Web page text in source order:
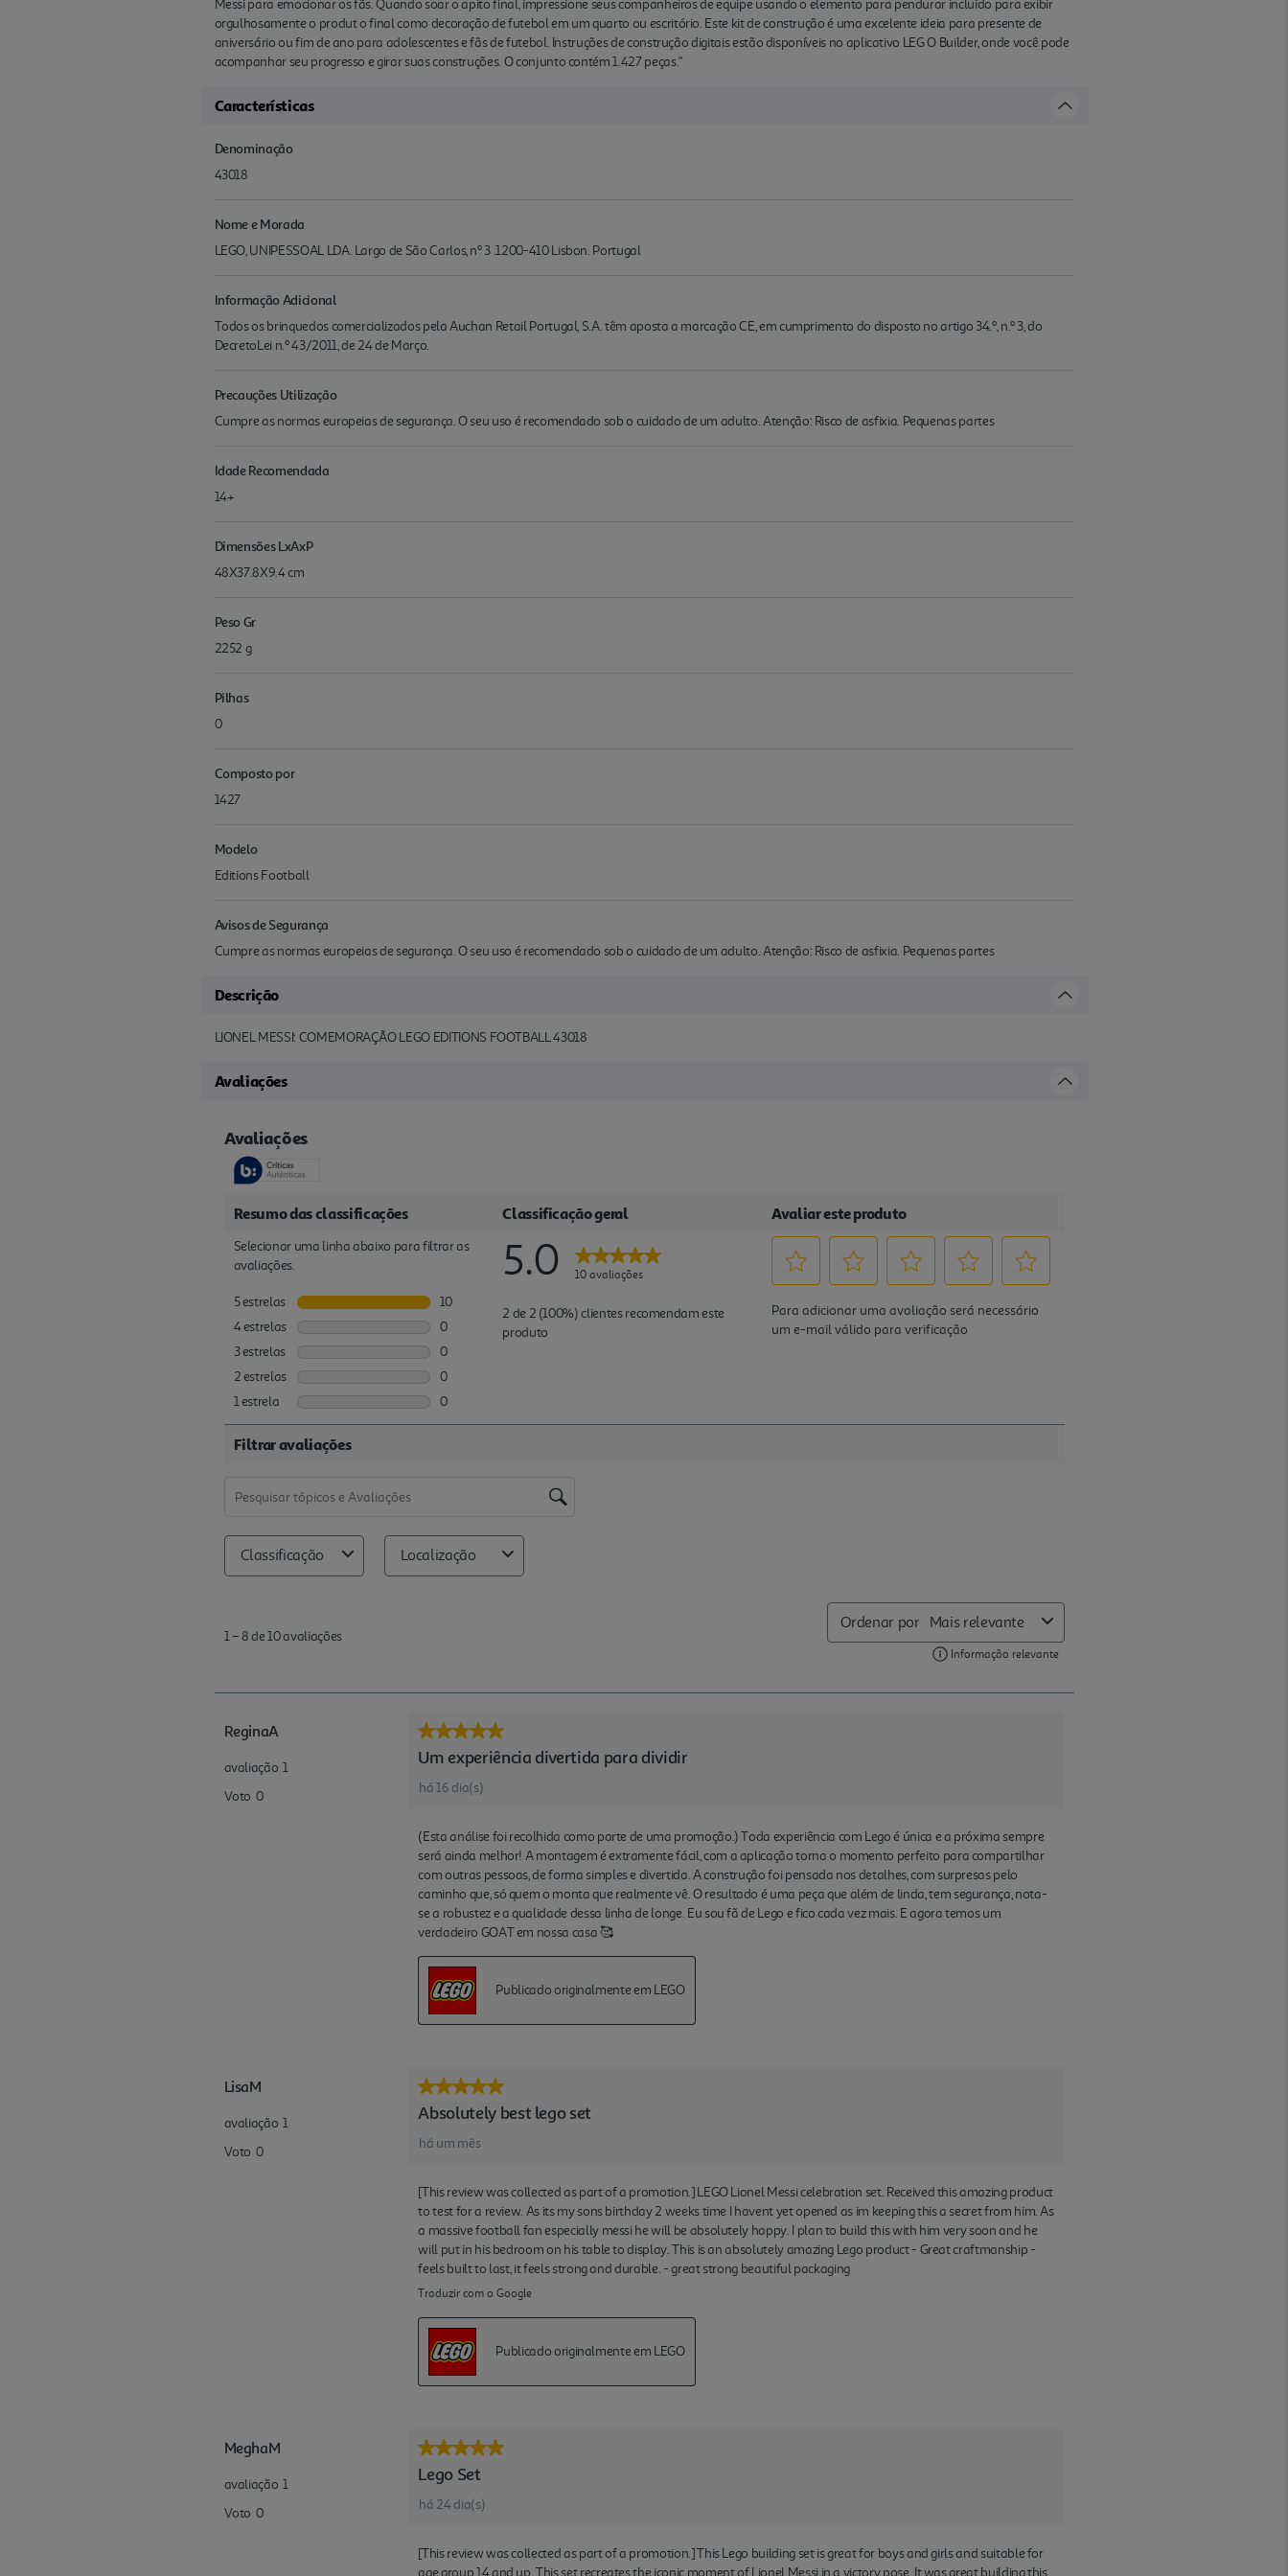
Messi para emocionar os fãs. Quando soar o apito final, impressione seus companheiros de equipe usando o elemento para pendurar incluído para exibir
orgulhosamente o produt o final como decoração de futebol em um quarto ou escritório. Este kit de construção é uma excelente ideia para presente de
aniversário ou fim de ano para adolescentes e fãs de futebol. Instruções de construção digitais estão disponíveis no aplicativo LEG O Builder, onde você pode
acompanhar seu progresso e girar suas construções. O conjunto contém 1.427 peças."
Características
Denominação
43018
Nome e Morada
LEGO, UNIPESSOAL LDA. Largo de São Carlos, nº 3 .1200-410 Lisbon. Portugal
Informação Adicional
Todos os brinquedos comercializados pela Auchan Retail Portugal, S.A. têm aposta a marcação CE, em cumprimento do disposto no artigo 34.º, n.º 3, do
DecretoLei n.º 43/2011, de 24 de Março.
Precauções Utilização
Cumpre as normas europeias de segurança. O seu uso é recomendado sob o cuidado de um adulto. Atenção: Risco de asfixia. Pequenas partes
Idade Recomendada
14+
Dimensões LxAxP
48X37.8X9.4 cm
Peso Gr
2252 g
Pilhas
0
Composto por
1427
Modelo
Editions Football
Avisos de Segurança
Cumpre as normas europeias de segurança. O seu uso é recomendado sob o cuidado de um adulto. Atenção: Risco de asfixia. Pequenas partes
Descrição
LIONEL MESSI: COMEMORAÇÃO LEGO EDITIONS FOOTBALL 43018
Avaliações